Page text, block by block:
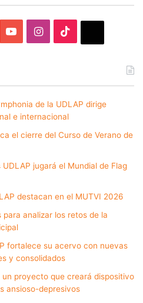
YouTubeInstagram
de la UDLAP dirige
e internacional
el cierre del Curso de Verano de
jugará el Mundial de Flag
destacan en el MUTVI 2026
analizar los retos de la
fortalece su acervo con nuevas
y consolidados
proyecto que creará dispositivo
ansioso-depresivos